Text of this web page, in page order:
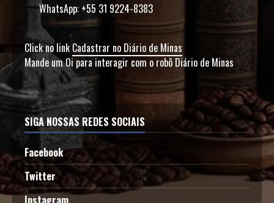
WhatsApp: +55 31 9224-8383
Click no link Cadastrar no Diário de Minas
Mande um Oi para interagir com o robô Diário de Minas
SIGA NOSSAS REDES SOCIAIS
Facebook
Twitter
Instagram